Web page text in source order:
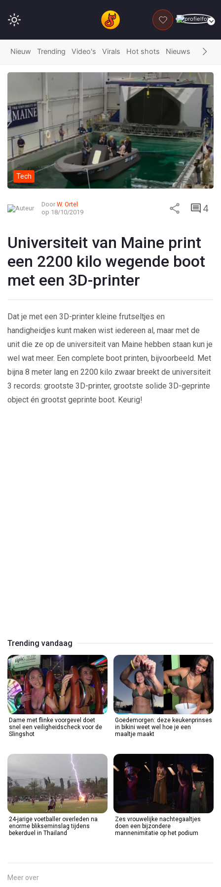
DONEER
Nieuw Trending Video's Virals Hot shots Nieuws Fails
Tech
Door W. Ortel
op 18/10/2019
4
Universiteit van Maine print
een 2200 kilo wegende boot
met een 3D-printer
Dat je met een 3D-printer kleine frutseltjes en
handigheidjes kunt maken wist iedereen al, maar met de
unit die ze op de universiteit van Maine hebben staan kun je
wel wat meer. Een complete boot printen, bijvoorbeeld. Met
bijna 8 meter lang en 2200 kilo zwaar breekt de universiteit
3 records: grootste 3D-printer, grootste solide 3D-geprinte
object én grootst geprinte boot. Keurig!
Trending vandaag
Dame met flinke voorgevel doet
snel een veiligheidscheck voor de
Slingshot
Goedemorgen: deze keukenprinses
in bikini weet wel hoe je een
maaltje maakt
24-jarige voetballer overleden na
enorme blikseminslag tijdens
bekerduel in Thailand
Zes vrouwelijke nachtegaaltjes
doen een bijzondere
mannenimitatie op het podium
Meer over